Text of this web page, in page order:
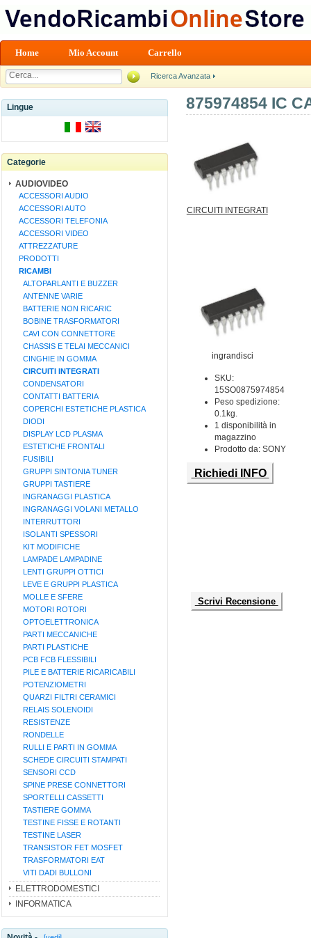
Home Mio Account Carrello
Ricerca Avanzata
Lingue
Categorie
AUDIOVIDEO
ACCESSORI AUDIO
ACCESSORI AUTO
ACCESSORI TELEFONIA
ACCESSORI VIDEO
ATTREZZATURE
PRODOTTI
RICAMBI
ALTOPARLANTI E BUZZER
ANTENNE VARIE
BATTERIE NON RICARIC
BOBINE TRASFORMATORI
CAVI CON CONNETTORE
CHASSIS E TELAI MECCANICI
CINGHIE IN GOMMA
CIRCUITI INTEGRATI
CONDENSATORI
CONTATTI BATTERIA
COPERCHI ESTETICHE PLASTICA
DIODI
DISPLAY LCD PLASMA
ESTETICHE FRONTALI
FUSIBILI
GRUPPI SINTONIA TUNER
GRUPPI TASTIERE
INGRANAGGI PLASTICA
INGRANAGGI VOLANI METALLO
INTERRUTTORI
ISOLANTI SPESSORI
KIT MODIFICHE
LAMPADE LAMPADINE
LENTI GRUPPI OTTICI
LEVE E GRUPPI PLASTICA
MOLLE E SFERE
MOTORI ROTORI
OPTOELETTRONICA
PARTI MECCANICHE
PARTI PLASTICHE
PCB FCB FLESSIBILI
PILE E BATTERIE RICARICABILI
POTENZIOMETRI
QUARZI FILTRI CERAMICI
RELAIS SOLENOIDI
RESISTENZE
RONDELLE
RULLI E PARTI IN GOMMA
SCHEDE CIRCUITI STAMPATI
SENSORI CCD
SPINE PRESE CONNETTORI
SPORTELLI CASSETTI
TASTIERE GOMMA
TESTINE FISSE E ROTANTI
TESTINE LASER
TRANSISTOR FET MOSFET
TRASFORMATORI EAT
VITI DADI BULLONI
ELETTRODOMESTICI
INFORMATICA
875974854 IC
CIRCUITI INTEGRATI
ingrandisci
SKU:
15SO0875974854
Peso spedizione:
0.1kg.
1 disponibilità in
magazzino
Prodotto da: SONY
Richiedi INFO
Scrivi Recensione